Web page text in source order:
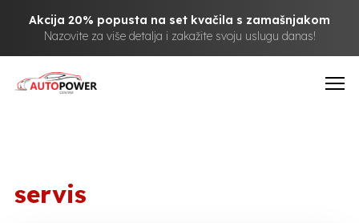
Akcija 20% popusta na set kvačila s zamašnjakom
Nazovite za više detalja i zakažite svoju uslugu danas!
servis